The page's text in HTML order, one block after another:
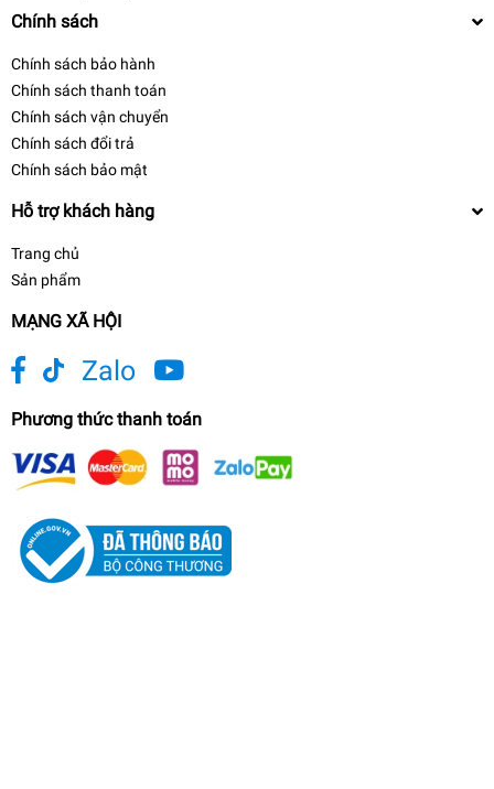
Chính sách
Chính sách bảo hành
Chính sách thanh toán
Chính sách vận chuyển
Chính sách đổi trả
Chính sách bảo mật
Hỗ trợ khách hàng
Trang chủ
Sản phẩm
MẠNG XÃ HỘI
Zalo
Phương thức thanh toán